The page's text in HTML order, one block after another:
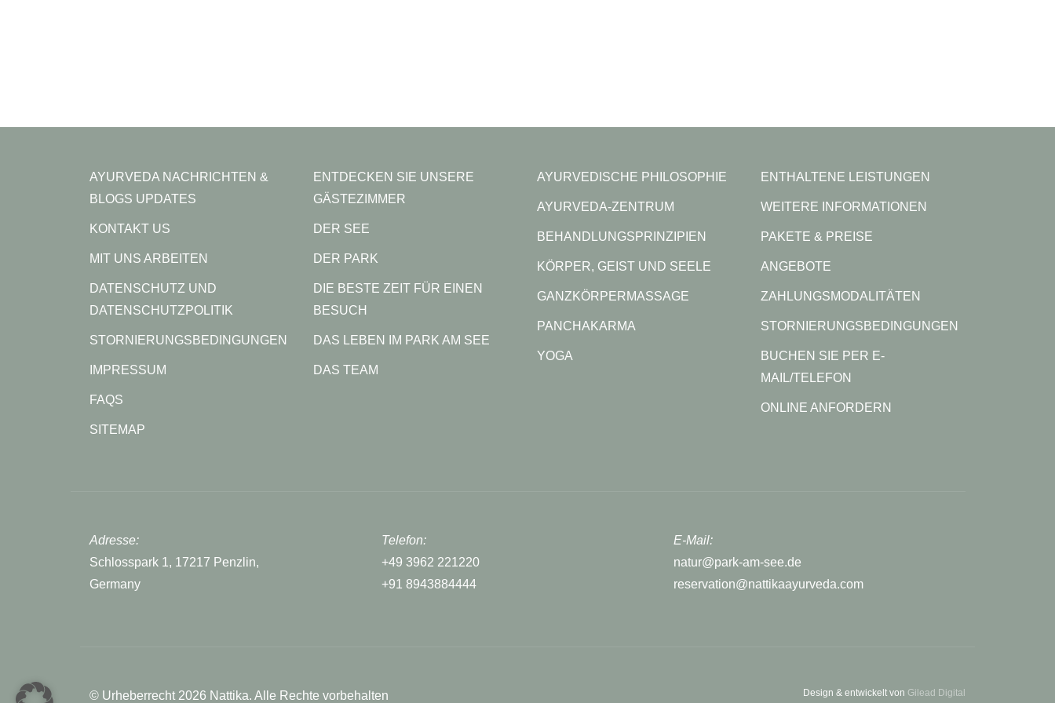
AYURVEDA NACHRICHTEN &
BLOGS UPDATES
KONTAKT US
MIT UNS ARBEITEN
DATENSCHUTZ UND
DATENSCHUTZPOLITIK
STORNIERUNGSBEDINGUNGEN
IMPRESSUM
FAQS
SITEMAP
ENTDECKEN SIE UNSERE
GÄSTEZIMMER
DER SEE
DER PARK
DIE BESTE ZEIT FÜR EINEN
BESUCH
DAS LEBEN IM PARK AM SEE
DAS TEAM
AYURVEDISCHE PHILOSOPHIE
AYURVEDA-ZENTRUM
BEHANDLUNGSPRINZIPIEN
KÖRPER, GEIST UND SEELE
GANZKÖRPERMASSAGE
PANCHAKARMA
YOGA
ENTHALTENE LEISTUNGEN
WEITERE INFORMATIONEN
PAKETE & PREISE
ANGEBOTE
ZAHLUNGSMODALITÄTEN
STORNIERUNGSBEDINGUNGEN
BUCHEN SIE PER E-
MAIL/TELEFON
ONLINE ANFORDERN
Adresse:
Schlosspark 1, 17217 Penzlin,
Germany
Telefon:
+49 3962 221220
+91 8943884444
E-Mail:
natur@park-am-see.de
reservation@nattikaayurveda.com
© Urheberrecht 2026 Nattika. Alle Rechte vorbehalten Design & entwickelt von Gilead Digital